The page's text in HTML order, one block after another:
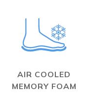
AIR COOLED
MEMORY FOAM